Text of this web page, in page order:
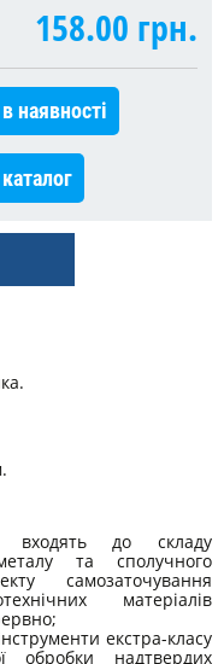
158.00 грн.
наявності
входять до складу
та сполучного
самозаточування
матеріалів
екстра-класу
обробки надтвердих